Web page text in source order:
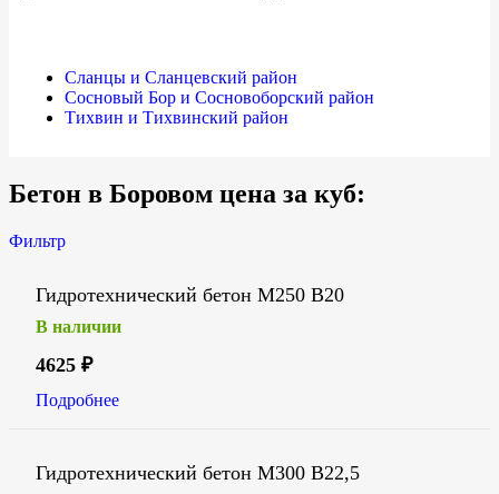
Сланцы и Сланцевский район
Сосновый Бор и Сосновоборский район
Тихвин и Тихвинский район
Бетон в Боровом цена за куб:
Фильтр
Гидротехнический бетон М250 В20
В наличии
4625 ₽
Подробнее
Гидротехнический бетон М300 В22,5